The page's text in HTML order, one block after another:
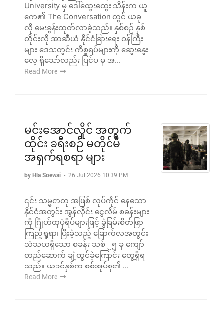
University မှ ဒေါ်ထွေး‌ထွေး သိန်းက ယူ
ကေ၏ The Conversation တွင် ယခု
လို မေးခွန်းထုတ်လာခဲ့သည်။ နှစ်စဉ် နှစ်
တိုင်းလို အာဆီယံ နိုင်ငံခြားရေး ဝန်ကြီး
များ ဒေသတွင်း ကိစ္စရပ်များကို ‌‌ဆွေးနွေး
လေ့ ရှိသော်လည်း ပြင်ပ မှ အ...
Read More
မင်းအောင်လှိုင် အတွက်
ထိုင်း ခရီးစဉ် မတိုင်မီ
အရှက်ရစရာ များ
by Hla Soewai - 26 Jul 2026 10:39 PM
၎င်း သမ္မတတု အဖြစ် လုပ်ကိုင် နေသော
နိုင်ငံအတွင်း အွန်လိုင်း ငွေလိမ် စခန်းများ
ကို ဂြိုဟ်တုပုံရိပ်များဖြင့် ခွဲခြမ်းစိတ်ဖြာ
ကြည့်ရှုရာ၊ ပြီးခဲ့သည့် ခြောက်လအတွင်း
သံသယရှိသော စခန်း သစ် ၂၅ ခု ကျော်
တည်ဆောက် ချဲ့ထွင်ခဲ့ကြောင်း တွေ့ရှိရ
သည်။ ယခင်နှစ်က စစ်အုပ်စု၏ ...
Read More